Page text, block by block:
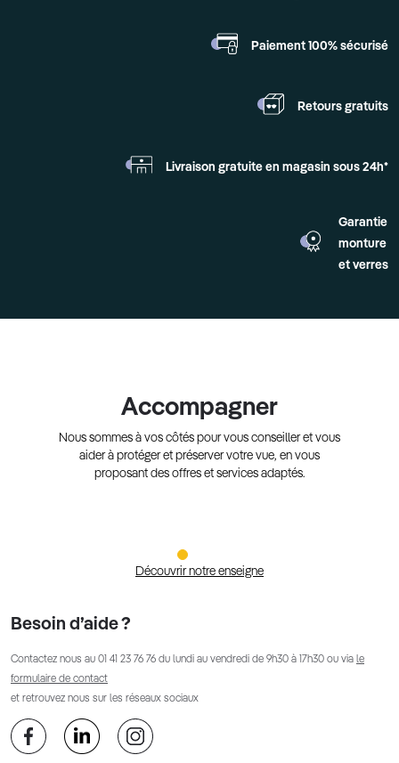
Paiement 100% sécurisé
Retours gratuits
Livraison gratuite en magasin sous 24h*
Garantie
monture
et verres
Accompagner
Nous sommes à vos côtés pour vous conseiller et vous
aider à protéger et préserver votre vue, en vous
proposant des offres et services adaptés.
Découvrir notre enseigne
Besoin d’aide ?
Contactez nous au 01 41 23 76 76 du lundi au vendredi de 9h30 à 17h30 ou via le
formulaire de contact
et retrouvez nous sur les réseaux sociaux